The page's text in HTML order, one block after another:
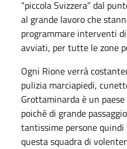
“piccola Svizzera” dal
al grande lavoro che
programmare interventi
avviati, per tutte le zone
Ogni Rione verrà
pulizia marciapiedi,
Grottaminarda è un
poiché di grande
tantissime persone
questa squadra di